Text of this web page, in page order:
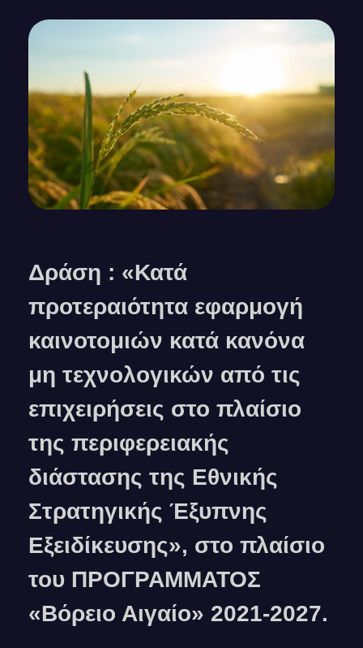
Δράση : «Κατά
προτεραιότητα εφαρμογή
καινοτομιών κατά κανόνα
μη τεχνολογικών από τις
επιχειρήσεις στο πλαίσιο
της περιφερειακής
διάστασης της Εθνικής
Στρατηγικής Έξυπνης
Εξειδίκευσης», στο πλαίσιο
του ΠΡΟΓΡΑΜΜΑΤΟΣ
«Βόρειο Αιγαίο» 2021-2027.